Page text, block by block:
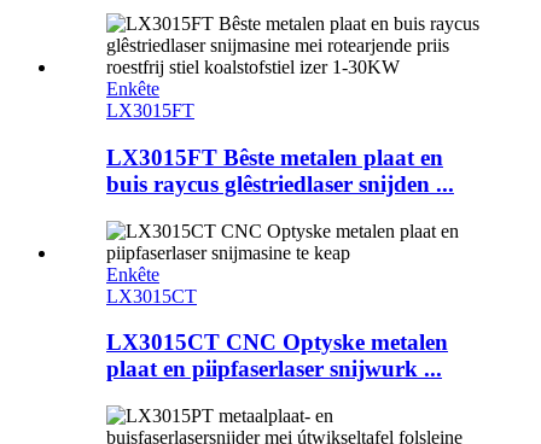
Enkête
LX3015FT
LX3015FT Bêste metalen plaat en
buis raycus glêstriedlaser snijden ...
Enkête
LX3015CT
LX3015CT CNC Optyske metalen
plaat en piipfaserlaser snijwurk ...